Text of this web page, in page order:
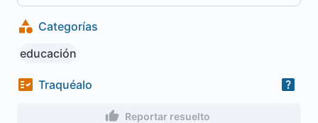
Categorías
educación
Traquéalo
Reportar resuelto